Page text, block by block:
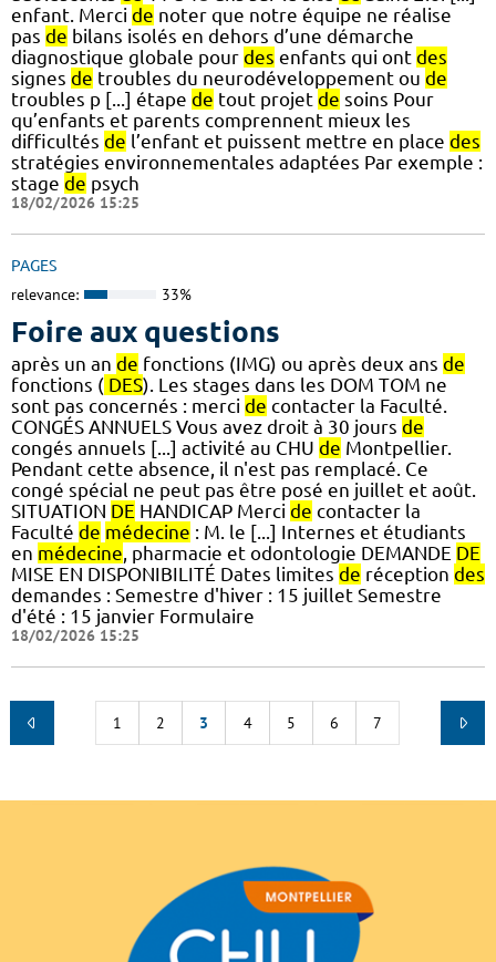
enfant. Merci de noter que notre équipe ne réalise
pas de bilans isolés en dehors d’une démarche
diagnostique globale pour des enfants qui ont des
signes de troubles du neurodéveloppement ou de
troubles p [...] étape de tout projet de soins Pour
qu’enfants et parents comprennent mieux les
difficultés de l’enfant et puissent mettre en place des
stratégies environnementales adaptées Par exemple :
stage de psych
18/02/2026 15:25
PAGES
relevance: 33%
Foire aux questions
après un an de fonctions (IMG) ou après deux ans de
fonctions ( DES). Les stages dans les DOM TOM ne
sont pas concernés : merci de contacter la Faculté.
CONGÉS ANNUELS Vous avez droit à 30 jours de
congés annuels [...] activité au CHU de Montpellier.
Pendant cette absence, il n'est pas remplacé. Ce
congé spécial ne peut pas être posé en juillet et août.
SITUATION DE HANDICAP Merci de contacter la
Faculté de médecine : M. le [...] Internes et étudiants
en médecine , pharmacie et odontologie DEMANDE DE
MISE EN DISPONIBILITÉ Dates limites de réception des
demandes : Semestre d'hiver : 15 juillet Semestre
d'été : 15 janvier Formulaire
18/02/2026 15:25
1 2 3 4 5 6 7